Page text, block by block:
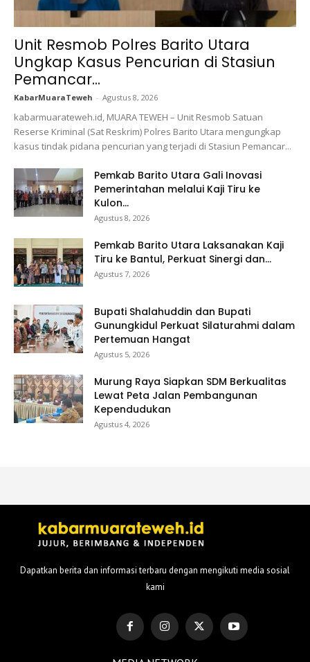
Unit Resmob Polres Barito Utara
Ungkap Kasus Pencurian di Stasiun
Pemancar...
KabarMuaraTeweh - Agustus 8, 2026
kabarmuarateweh.id, MUARA TEWEH – Unit Resmob Satuan
Reserse Kriminal (Sat Reskrim) Polres Barito Utara mengungkap
kasus tindak pidana pencurian yang terjadi di Stasiun Pemancar...
Pemkab Barito Utara Gali Inovasi
Pemerintahan melalui Kaji Tiru ke
Kulon...
Agustus 8, 2026
Pemkab Barito Utara Laksanakan Kaji
Tiru ke Bantul, Perkuat Sinergi dan...
Agustus 7, 2026
Bupati Shalahuddin dan Bupati
Gunungkidul Perkuat Silaturahmi dalam
Pertemuan Hangat
Agustus 5, 2026
Murung Raya Siapkan SDM Berkualitas
Lewat Peta Jalan Pembangunan
Kependudukan
Agustus 4, 2026
Dapatkan berita dan informasi terbaru dengan mengikuti media sosial
kami